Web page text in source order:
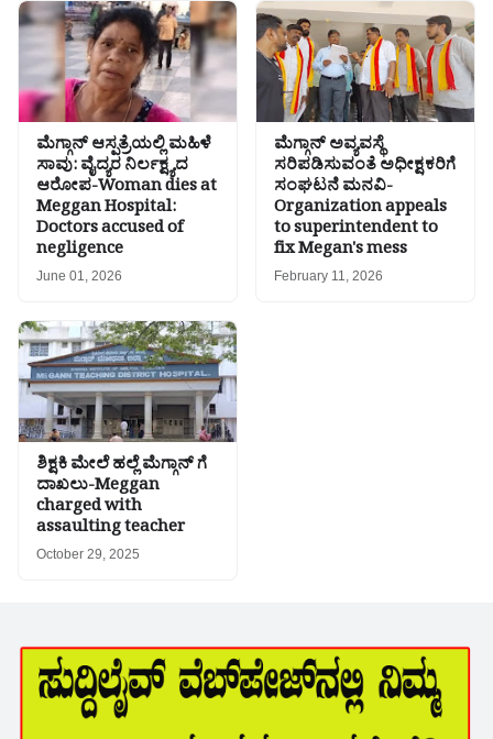
ಮೆಗ್ಗಾನ್ ಆಸ್ಪತ್ರೆಯಲ್ಲಿ ಮಹಿಳೆ
ಸಾವು: ವೈದ್ಯರ ನಿರ್ಲಕ್ಷ್ಯದ
ಆರೋಪ-Woman dies at
Meggan Hospital:
Doctors accused of
negligence
June 01, 2026
ಮೆಗ್ಗಾನ್ ಅವ್ಯವಸ್ಥೆ
ಸರಿಪಡಿಸುವಂತೆ ಅಧೀಕ್ಷಕರಿಗೆ
ಸಂಘಟನೆ ಮನವಿ-
Organization appeals
to superintendent to
fix Megan's mess
February 11, 2026
ಶಿಕ್ಷಕಿ ಮೇಲೆ ಹಲ್ಲೆ ಮೆಗ್ಗಾನ್ ಗೆ
ದಾಖಲು-Meggan
charged with
assaulting teacher
October 29, 2025